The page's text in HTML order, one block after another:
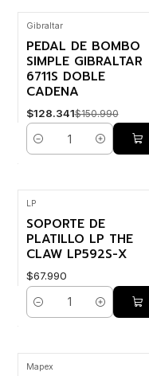
Gibraltar
PEDAL DE BOMBO
SIMPLE GIBRALTAR
6711S DOBLE
CADENA
$128.341$150.990
Cantidad
LP
SOPORTE DE
PLATILLO LP THE
CLAW LP592S-X
$67.990
Cantidad
Mapex